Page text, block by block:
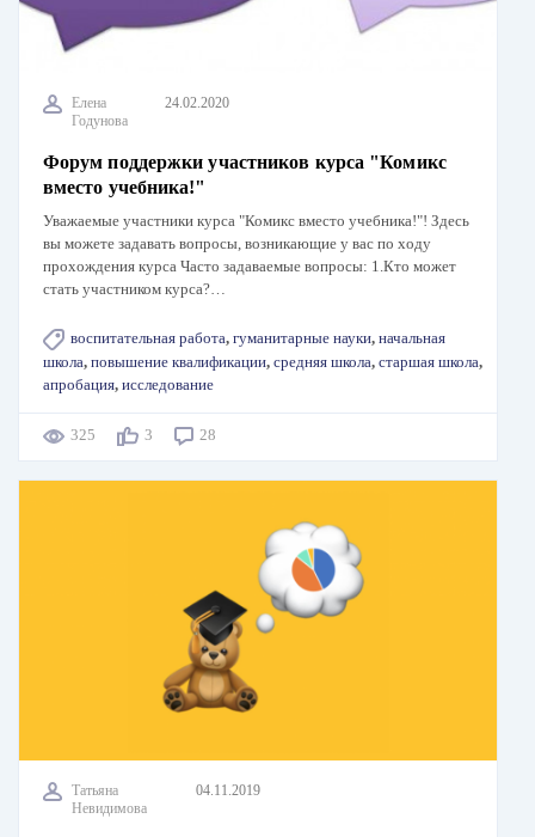
Елена
Годунова
24.02.2020
Форум поддержки участников курса "Комикс
вместо учебника!"
Уважаемые участники курса "Комикс вместо учебника!"! Здесь
вы можете задавать вопросы, возникающие у вас по ходу
прохождения курса Часто задаваемые вопросы: 1.Кто может
стать участником курса?…
воспитательная работа, гуманитарные науки, начальная
школа, повышение квалификации, средняя школа, старшая школа,
апробация, исследование
325 3 28
Татьяна
Невидимова
04.11.2019